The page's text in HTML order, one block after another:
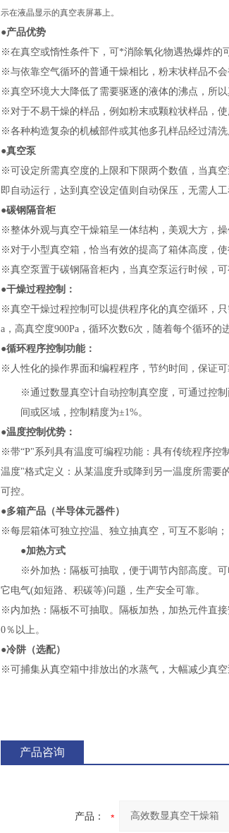
示在液晶显示的真空表屏幕上。
●产品优势
※在真空或惰性条件下， 可*消除氧化物遇热爆炸的
※与依靠空气循环的普通干燥相比，粉末状样品不
※真空环境大大降低了需要驱逐的液体的沸点，所
※对于不易干燥的样品，例如粉末或颗粒状样品，
※各种构造复杂的机械部件或其他多孔样品经过清
●真空泵
※可设定所需真空度的上限和下限两个数值，当真
即自动运行，达到真空设定值则自动保压，无需人
●碳钢隔音柜
※整体外观与真空干燥箱呈一体结构，美观大方，操
※对于小型真空箱，恰当有效的提高了箱体高度，
※真空泵置于碳钢隔音柜内，当真空泵运行时候，
●干燥过程控制：
※真空干燥过程控制可以提供程序化的真空循环，
a，高真空度900Pa，循环次数6次，随着每个循环
●循环程序控制功能：
※人性化的操作界面和编程程序，节约时间，保证
※通过数显真空计自动控制真空度， 可通过控制
间或区域， 控制精度为±1%。
●温度控制优势：
※带“P"系列 具有温度可编程功能：具有传统程序
温度"格式定义：从某温度升或降到另一温度所需要
可控。
●多箱产品（半导体元器件）
※每层箱体可独立控温、独立抽真空，可互不影响 ；
●加热方式
※外加热：隔板可抽取，便于调节内部高度。可
它电气(如短路、积碳等)问题，生产安全可靠。
※内加热：隔板不可抽取。隔板加热，加热元件直
0％以上。
●冷阱（选配）
※可捕集从真空箱中排放出的水蒸气，大幅减少真
产品咨询
产品：